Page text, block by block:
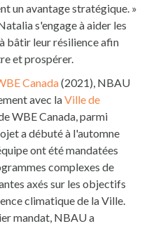
un avantage stratégique. »
s'engage à aider les
bâtir leur résilience afin
et prospérer.
Canada(2021), NBAU
avec laVille de
WBE Canada, parmi
a débuté à l'automne
ont été mandatées
complexes de
axés sur les objectifs
climatique de la Ville.
mandat, NBAU a